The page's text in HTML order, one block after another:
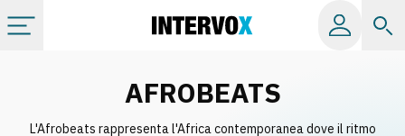
AFROBEATS
L'Afrobeats rappresenta l'Africa contemporanea dove il ritmo